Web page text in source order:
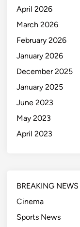
April 2026
March 2026
February 2026
January 2026
December 2025
January 2025
June 2023
May 2023
April 2023
BREAKING NEWS
Cinema
Sports News